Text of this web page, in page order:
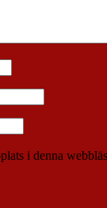
i denna